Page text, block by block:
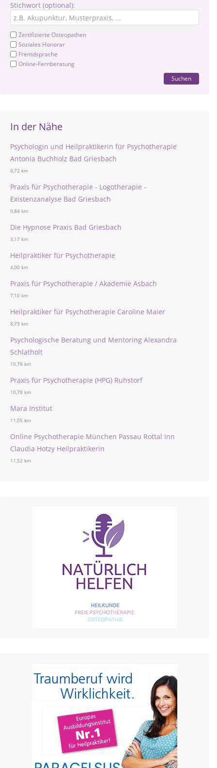
Stichwort (optional):
Zertifizierte Osteopathen
Soziales Honorar
Fremdsprache
Online-Fernberatung
Suchen
In der Nähe
Psychologin und Heilpraktikerin für Psychotherapie
Antonia Buchholz Bad Griesbach
0,72 km
Praxis für Psychotherapie - Logotherapie -
Existenzanalyse Bad Griesbach
0,84 km
Die Hypnose Praxis Bad Griesbach
3,17 km
Heilpraktiker für Psychotherapie
4,00 km
Praxis für Psychotherapie / Akademie Asbach
7,10 km
Heilpraktiker für Psychotherapie Caroline Maier
8,73 km
Psychologische Beratung und Mentoring Alexandra
Schlatholt
10,78 km
Praxis für Psychotherapie (HPG) Ruhstorf
10,78 km
Mara Institut
11,05 km
Online Psychotherapie München Passau Rottal Inn
Claudia Hotzy Heilpraktikerin
11,52 km